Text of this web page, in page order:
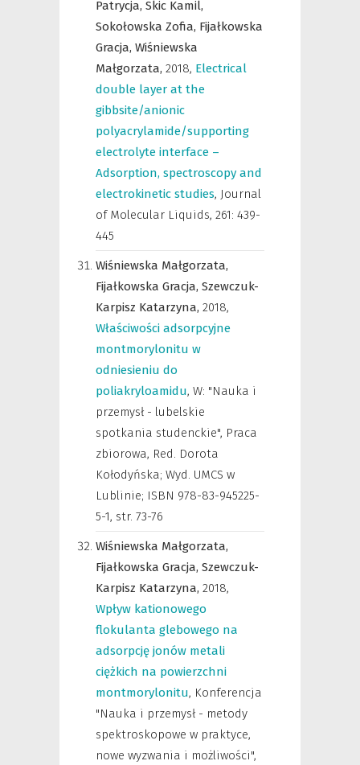
Patrycja, Skic Kamil,
Sokołowska Zofia, Fijałkowska
Gracja, Wiśniewska
Małgorzata, 2018, Electrical
double layer at the
gibbsite/anionic
polyacrylamide/supporting
electrolyte interface –
Adsorption, spectroscopy and
electrokinetic studies, Journal
of Molecular Liquids, 261: 439-
445
Wiśniewska Małgorzata,
Fijałkowska Gracja, Szewczuk-
Karpisz Katarzyna, 2018,
Właściwości adsorpcyjne
montmorylonitu w
odniesieniu do
poliakryloamidu, W: "Nauka i
przemysł - lubelskie
spotkania studenckie", Praca
zbiorowa, Red. Dorota
Kołodyńska; Wyd. UMCS w
Lublinie; ISBN 978-83-945225-
5-1, str. 73-76
Wiśniewska Małgorzata,
Fijałkowska Gracja, Szewczuk-
Karpisz Katarzyna, 2018,
Wpływ kationowego
flokulanta glebowego na
adsorpcję jonów metali
ciężkich na powierzchni
montmorylonitu, Konferencja
"Nauka i przemysł - metody
spektroskopowe w praktyce,
nowe wyzwania i możliwości",